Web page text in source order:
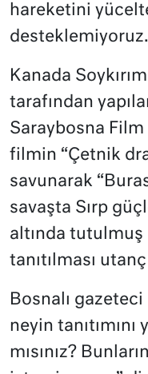
hareketini
Kanada
tarafından
Saraybosna Film
filmin “Çetnik
savunarak
savaşta Sırp
altında
tanıtılması
Bosnalı
neyin tanıtımını
mısınız?